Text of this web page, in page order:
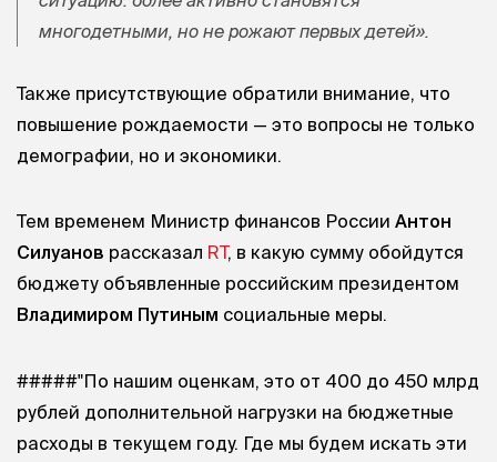
многодетными, но не рожают первых детей».
Также присутствующие обратили внимание, что
повышение рождаемости — это вопросы не только
демографии, но и экономики.
Тем временем Министр финансов России Антон
Силуанов рассказал RT, в какую сумму обойдутся
бюджету объявленные российским президентом
Владимиром Путиным социальные меры.
#####"По нашим оценкам, это от 400 до 450 млрд
рублей дополнительной нагрузки на бюджетные
расходы в текущем году. Где мы будем искать эти